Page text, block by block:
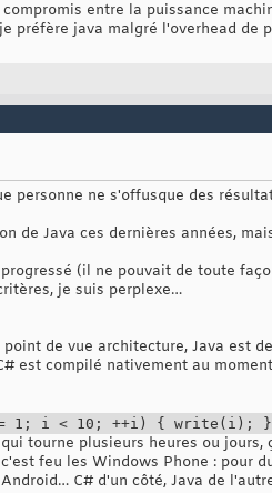
entre la puissance
préfère java malgré l'overhead
personne ne s'offusque des
de Java ces dernières années,
(il ne pouvait de toute
je suis perplexe…
de vue architecture, Java est
est compilé nativement au
1; i < 10; ++i) { write(i); }
tourne plusieurs heures ou
feu les Windows Phone : pour
C# d'un côté, Java de